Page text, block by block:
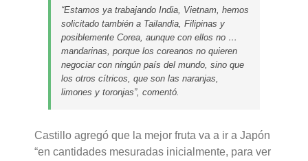
“Estamos ya trabajando India, Vietnam, hemos
solicitado también a Tailandia, Filipinas y
posiblemente Corea, aunque con ellos no …
mandarinas, porque los coreanos no quieren
negociar con ningún país del mundo, sino que
los otros cítricos, que son las naranjas,
limones y toronjas”, comentó.
Castillo agregó que la mejor fruta va a ir a Japón
“en cantidades mesuradas inicialmente, para ver